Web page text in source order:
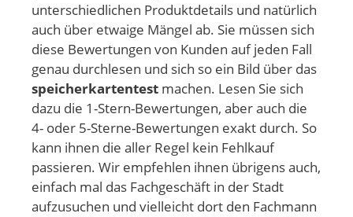
unterschiedlichen Produktdetails und natürlich
auch über etwaige Mängel ab. Sie müssen sich
diese Bewertungen von Kunden auf jeden Fall
genau durchlesen und sich so ein Bild über das
speicherkartentest machen. Lesen Sie sich
dazu die 1-Stern-Bewertungen, aber auch die
4- oder 5-Sterne-Bewertungen exakt durch. So
kann ihnen die aller Regel kein Fehlkauf
passieren. Wir empfehlen ihnen übrigens auch,
einfach mal das Fachgeschäft in der Stadt
aufzusuchen und vielleicht dort den Fachmann